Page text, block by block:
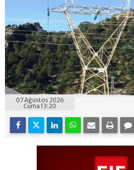
07 Ağustos 2026
Cuma 13:20